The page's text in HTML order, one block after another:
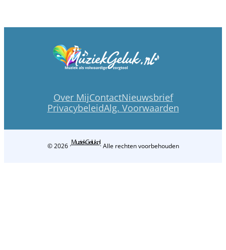
Over MijContactNieuwsbrief
PrivacybeleidAlg. Voorwaarden
© 2026 ·MuziekGeluk.nl· Alle rechten voorbehouden